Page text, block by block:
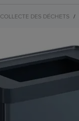
COLLECTE DES DÉCHETS /